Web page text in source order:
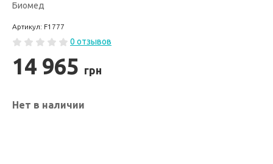
Биомед
Артикул: F1777
0 отзывов
14 965 грн
Нет в наличии